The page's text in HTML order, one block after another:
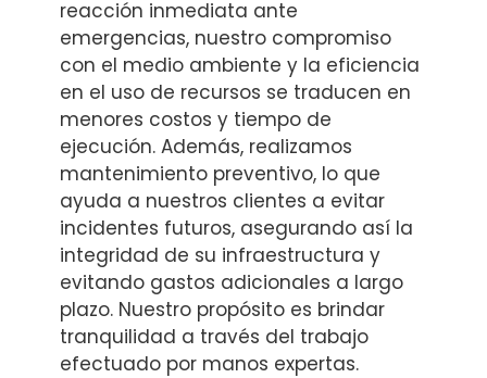
reacción inmediata ante
emergencias, nuestro compromiso
con el medio ambiente y la eficiencia
en el uso de recursos se traducen en
menores costos y tiempo de
ejecución. Además, realizamos
mantenimiento preventivo, lo que
ayuda a nuestros clientes a evitar
incidentes futuros, asegurando así la
integridad de su infraestructura y
evitando gastos adicionales a largo
plazo. Nuestro propósito es brindar
tranquilidad a través del trabajo
efectuado por manos expertas.